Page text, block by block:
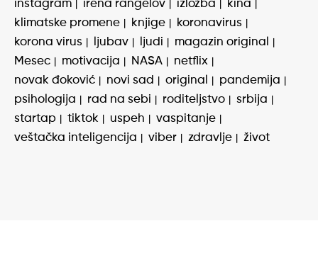
instagram
irena rangelov izložba
kina
klimatske promene
knjige
koronavirus
korona virus
ljubav ljudi
magazin original
Mesec
motivacija NASA
netflix
novak đoković
novi sad original
pandemija
psihologija
rad na sebi roditeljstvo
srbija
startap
tiktok uspeh
vaspitanje
veštačka inteligencija
viber zdravlje život